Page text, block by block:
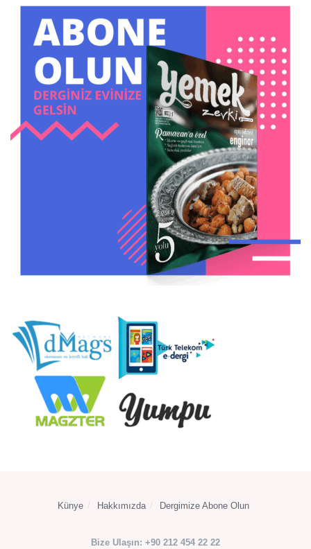
Künye Hakkımızda Dergimize Abone Olun
Bize Ulaşın: +90 212 454 22 22